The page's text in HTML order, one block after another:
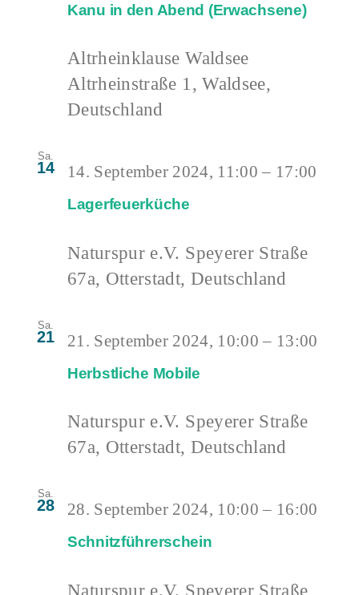
Kanu in den Abend (Erwachsene)
Altrheinklause Waldsee
Altrheinstraße 1, Waldsee,
Deutschland
Sa.
14
Lagerfeuerküche
14. September 2024, 11:00 – 17:00
Naturspur e.V. Speyerer Straße
67a, Otterstadt, Deutschland
Sa.
21
Herbstliche Mobile
21. September 2024, 10:00 – 13:00
Naturspur e.V. Speyerer Straße
67a, Otterstadt, Deutschland
Sa.
28
Schnitzführerschein
28. September 2024, 10:00 – 16:00
Naturspur e.V. Speyerer Straße